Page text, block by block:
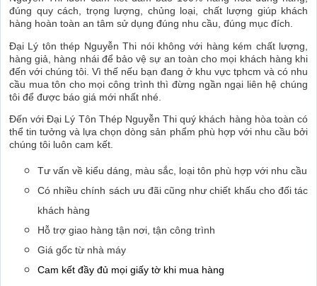
đúng quy cách, trọng lượng, chủng loại, chất lượng giúp khách
hàng hoàn toàn an tâm sử dụng đúng nhu cầu, đúng mục đích.
Đại Lý tôn thép Nguyễn Thi nói không với hàng kém chất lượng,
hàng giả, hàng nhái để bảo vệ sự an toàn cho mọi khách hàng khi
đến với chúng tôi. Vì thế nếu bạn đang ở khu vực tphcm và có nhu
cầu mua tôn cho mọi công trình thì đừng ngần ngại liên hệ chúng
tôi để được báo giá mới nhất nhé.
Đến với Đại Lý Tôn Thép Nguyễn Thi quý khách hàng hòa toàn có
thể tin tưởng và lựa chọn dòng sản phẩm phù hợp với nhu cầu bởi
chúng tôi luôn cam kết.
Tư vấn về kiểu dáng, màu sắc, loại tôn phù hợp với nhu cầu
Có nhiều chính sách ưu đãi cũng như chiết khấu cho đối tác
khách hàng
Hỗ trợ giao hàng tận nơi, tận công trình
Giá gốc từ nhà máy
Cam kết đầy đủ mọi giấy tờ khi mua hàng